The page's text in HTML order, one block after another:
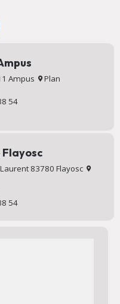
Ampus
Plan
54
83780 Flayosc
54